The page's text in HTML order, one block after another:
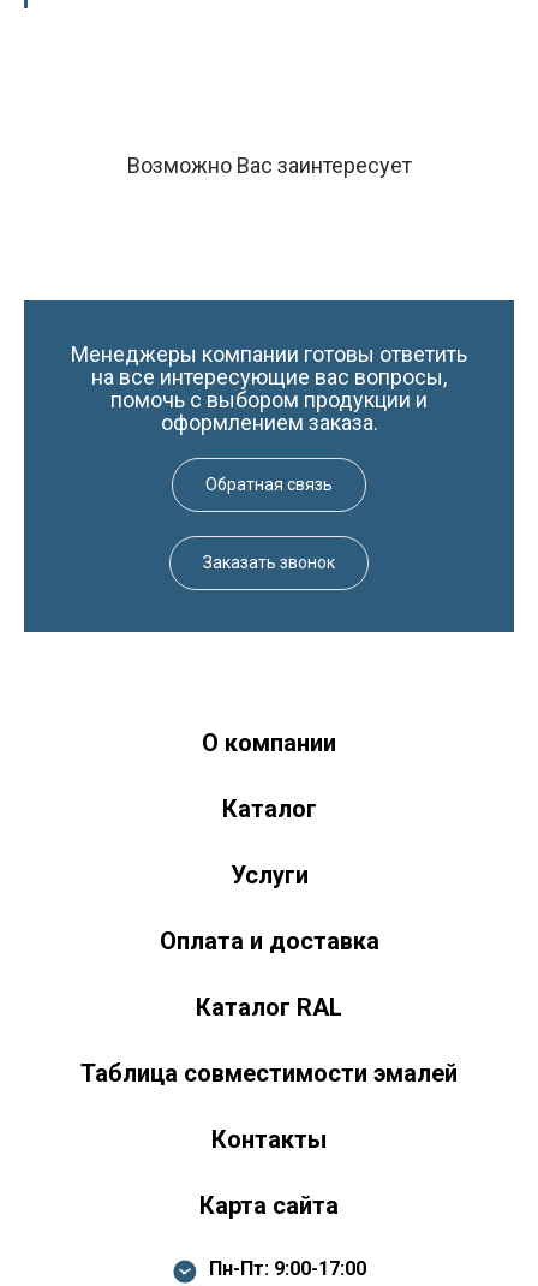
Возможно Вас заинтересует
Менеджеры компании готовы ответить
на все интересующие вас вопросы,
помочь с выбором продукции и
оформлением заказа.
Обратная связь
Заказать звонок
О компании
Каталог
Услуги
Оплата и доставка
Каталог RAL
Таблица совместимости эмалей
Контакты
Карта сайта
Пн-Пт: 9:00-17:00